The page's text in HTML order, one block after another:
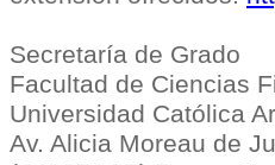
Secretaría de Grado
Facultad de Ciencias
Universidad Católica
Av. Alicia Moreau de